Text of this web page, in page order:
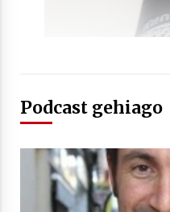
2021/
Podcast gehiago